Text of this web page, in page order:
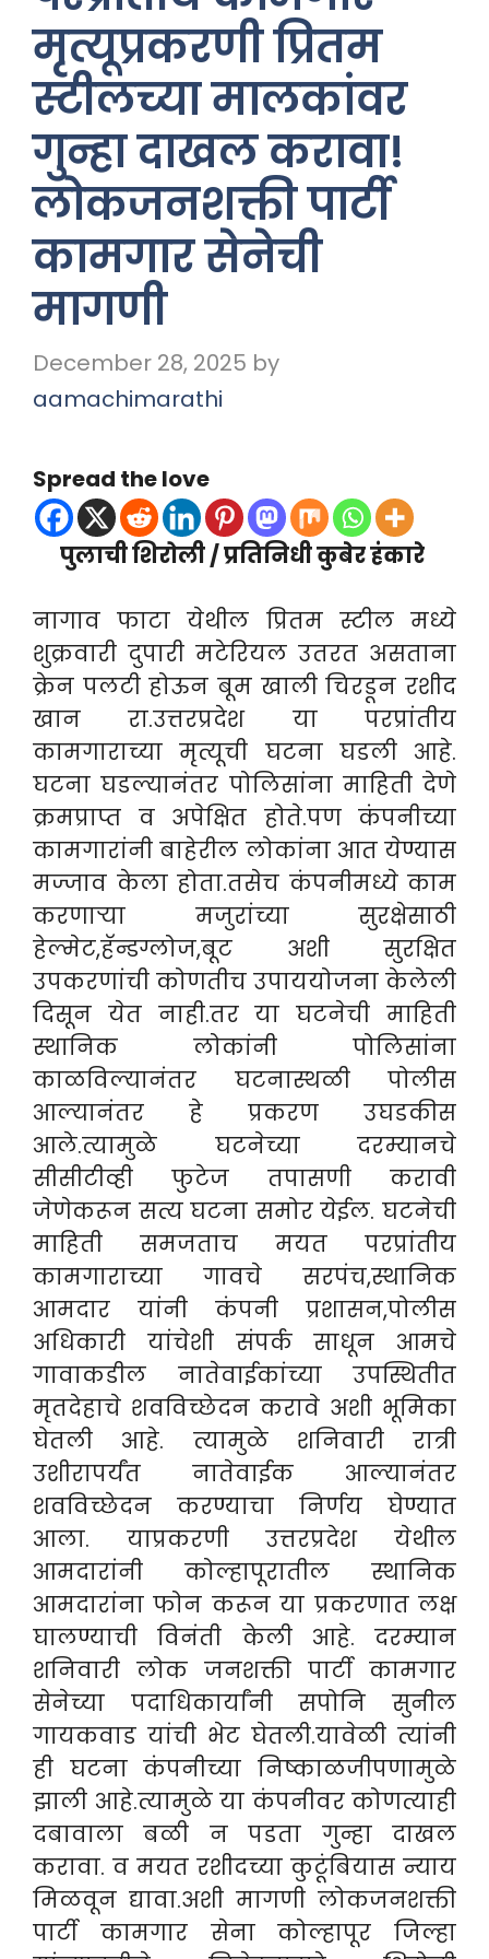
मृत्यूप्रकरणी प्रितम
स्टीलच्या मालकांवर
गुन्हा दाखल करावा!
लोकजनशक्ती पार्टी
कामगार सेनेची
मागणी
December 28, 2025 by
aamachimarathi
Spread the love
पुलाची शिरोली / प्रतिनिधी कुबेर हंकारे
नागाव फाटा येथील प्रितम स्टील मध्ये
शुक्रवारी दुपारी मटेरियल उतरत असताना
क्रेन पलटी होऊन बूम खाली चिरडून रशीद
खान रा.उत्तरप्रदेश या परप्रांतीय
कामगाराच्या मृत्यूची घटना घडली आहे.
घटना घडल्यानंतर पोलिसांना माहिती देणे
क्रमप्राप्त व अपेक्षित होते.पण कंपनीच्या
कामगारांनी बाहेरील लोकांना आत येण्यास
मज्जाव केला होता.तसेच कंपनीमध्ये काम
करणाऱ्या मजुरांच्या सुरक्षेसाठी
हेल्मेट,हॅन्डग्लोज,बूट अशी सुरक्षित
उपकरणांची कोणतीच उपाययोजना केलेली
दिसून येत नाही.तर या घटनेची माहिती
स्थानिक लोकांनी पोलिसांना
काळविल्यानंतर घटनास्थळी पोलीस
आल्यानंतर हे प्रकरण उघडकीस
आले.त्यामुळे घटनेच्या दरम्यानचे
सीसीटीव्ही फुटेज तपासणी करावी
जेणेकरून सत्य घटना समोर येईल. घटनेची
माहिती समजताच मयत परप्रांतीय
कामगाराच्या गावचे सरपंच,स्थानिक
आमदार यांनी कंपनी प्रशासन,पोलीस
अधिकारी यांचेशी संपर्क साधून आमचे
गावाकडील नातेवाईकांच्या उपस्थितीत
मृतदेहाचे शवविच्छेदन करावे अशी भूमिका
घेतली आहे. त्यामुळे शनिवारी रात्री
उशीरापर्यंत नातेवाईक आल्यानंतर
शवविच्छेदन करण्याचा निर्णय घेण्यात
आला. याप्रकरणी उत्तरप्रदेश येथील
आमदारांनी कोल्हापूरातील स्थानिक
आमदारांना फोन करून या प्रकरणात लक्ष
घालण्याची विनंती केली आहे. दरम्यान
शनिवारी लोक जनशक्ती पार्टी कामगार
सेनेच्या पदाधिकार्यांनी सपोनि सुनील
गायकवाड यांची भेट घेतली.यावेळी त्यांनी
ही घटना कंपनीच्या निष्काळजीपणामुळे
झाली आहे.त्यामुळे या कंपनीवर कोणत्याही
दबावाला बळी न पडता गुन्हा दाखल
करावा. व मयत रशीदच्या कुटूंबियास न्याय
मिळवून द्यावा.अशी मागणी लोकजनशक्ती
पार्टी कामगार सेना कोल्हापूर जिल्हा